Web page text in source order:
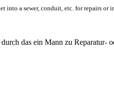
into a sewer, conduit, etc. for repairs or
das ein Mann zu Reparatur-